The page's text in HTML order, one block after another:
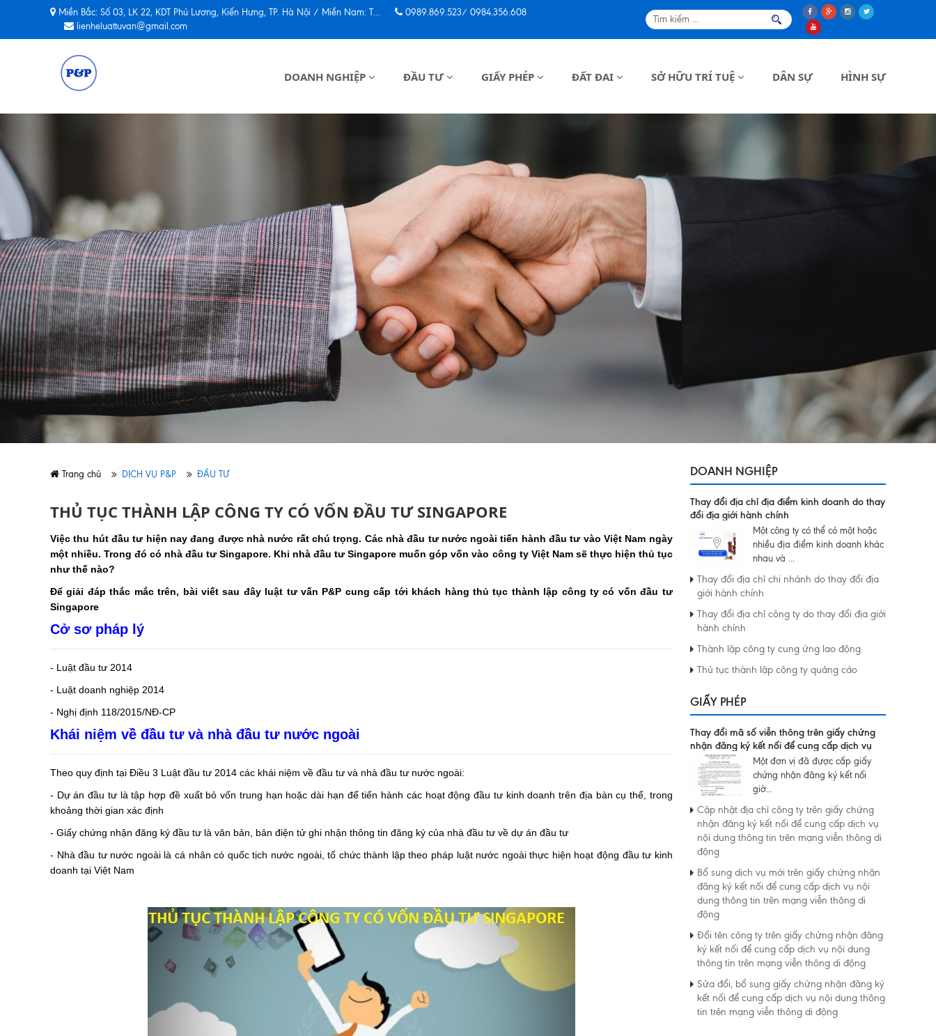
Miền Bắc: Số 03, LK 22, KDT Phú Lương, Kiến Hưng, TP. Hà Nội / Miền Nam: Tòa Fimexco, 231-233 Lê Thánh Tôn, P. Bến Thành, TP. HCM
0989.869.523/ 0984.356.608
lienheluattuvan@gmail.com
DOANH NGHIỆP ĐẦU TƯ GIẤY PHÉP ĐẤT ĐAI SỞ HỮU TRÍ TUỆ DÂN SỰ HÌNH SỰ
Trang chủ DỊCH VỤ P&P ĐẦU TƯ
THỦ TỤC THÀNH LẬP CÔNG TY CÓ VỐN ĐẦU TƯ SINGAPORE
Việc thu hút đầu tư hiện nay đang được nhà nước rất chú trọng. Các nhà đầu tư nước ngoài tiến hành đầu tư vào Việt Nam ngày
một nhiều. Trong đó có nhà đầu tư Singapore. Khi nhà đầu tư Singapore muốn góp vốn vào công ty Việt Nam sẽ thực hiện thủ tục
như thế nào?
Để giải đáp thắc mắc trên, bài viết sau đây luật tư vấn P&P cung cấp tới khách hàng thủ tục thành lập công ty có vốn đầu tư
Singapore
Cở sơ pháp lý
- Luật đầu tư 2014
- Luật doanh nghiệp 2014
- Nghị định 118/2015/NĐ-CP
Khái niệm về đầu tư và nhà đầu tư nước ngoài
Theo quy định tại Điều 3 Luật đầu tư 2014 các khái niệm về đầu tư và nhà đầu tư nước ngoài:
- Dự án đầu tư là tập hợp đề xuất bỏ vốn trung hạn hoặc dài hạn để tiến hành các hoạt động đầu tư kinh doanh trên địa bàn cụ thể, trong
khoảng thời gian xác định
- Giấy chứng nhận đăng ký đầu tư là văn bản, bản điện tử ghi nhận thông tin đăng ký của nhà đầu tư về dự án đầu tư
- Nhà đầu tư nước ngoài là cá nhân có quốc tịch nước ngoài, tổ chức thành lập theo pháp luật nước ngoài thực hiện hoạt động đầu tư kinh
doanh tại Việt Nam
DOANH NGHIỆP
Thay đổi địa chỉ địa điểm kinh doanh do thay
đổi địa giới hành chính
Một công ty có thể có một hoặc
nhiều địa điểm kinh doanh khác
nhau và ...
Thay đổi địa chỉ chi nhánh do thay đổi địa
giới hành chính
Thay đổi địa chỉ công ty do thay đổi địa giới
hành chính
Thành lập công ty cung ứng lao động
Thủ tục thành lập công ty quảng cáo
GIẤY PHÉP
Thay đổi mã số viễn thông trên giấy chứng
nhận đăng ký kết nối để cung cấp dịch vụ
nội dung thông tin trên mạng viễn thông di
động
Một đơn vị đã được cấp giấy
chứng nhận đăng ký kết nối
giờ...
Cập nhật địa chỉ công ty trên giấy chứng
nhận đăng ký kết nối để cung cấp dịch vụ
nội dung thông tin trên mạng viễn thông di
động
Bổ sung dịch vụ mới trên giấy chứng nhận
đăng ký kết nối để cung cấp dịch vụ nội
dung thông tin trên mạng viễn thông di
động
Đổi tên công ty trên giấy chứng nhận đăng
ký kết nối để cung cấp dịch vụ nội dung
thông tin trên mạng viễn thông di động
Sửa đổi, bổ sung giấy chứng nhận đăng ký
kết nối để cung cấp dịch vụ nội dung thông
tin trên mạng viễn thông di động